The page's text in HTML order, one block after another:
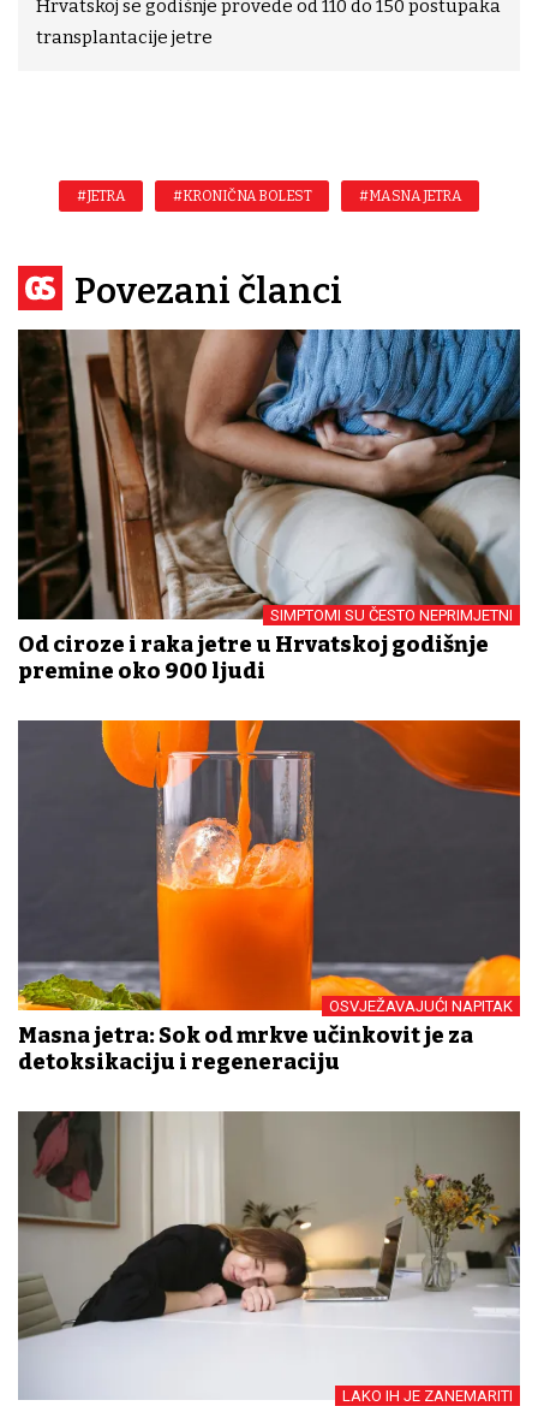
Hrvatskoj se godišnje provede od 110 do 150 postupaka
transplantacije jetre
#JETRA #KRONIČNA BOLEST #MASNA JETRA
Povezani članci
SIMPTOMI SU ČESTO NEPRIMJETNI
Od ciroze i raka jetre u Hrvatskoj godišnje
premine oko 900 ljudi
OSVJEŽAVAJUĆI NAPITAK
Masna jetra: Sok od mrkve učinkovit je za
detoksikaciju i regeneraciju
LAKO IH JE ZANEMARITI